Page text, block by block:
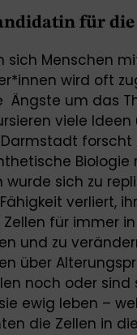
für
sich Menschen
wird oft
Ängste um das
viele
Biologie
sich zu
verliert,
Zellen für immer
und zu
über
noch oder
ewig leben –
die Zellen in